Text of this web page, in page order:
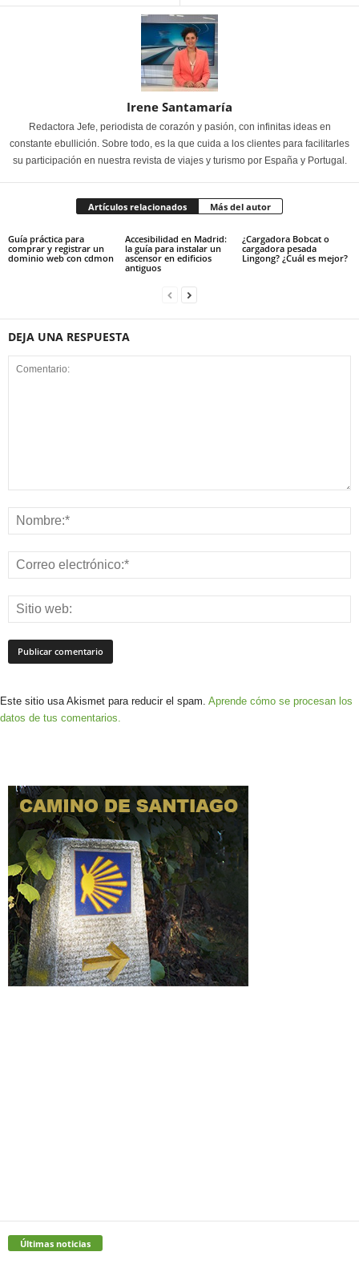
Irene Santamaría
Redactora Jefe, periodista de corazón y pasión, con infinitas ideas en
constante ebullición. Sobre todo, es la que cuida a los clientes para facilitarles
su participación en nuestra revista de viajes y turismo por España y Portugal.
Artículos relacionados Más del autor
Guía práctica para
comprar y registrar un
dominio web con cdmon
Accesibilidad en Madrid:
la guía para instalar un
ascensor en edificios
antiguos
¿Cargadora Bobcat o
cargadora pesada
Lingong? ¿Cuál es mejor?
DEJA UNA RESPUESTA
Este sitio usa Akismet para reducir el spam. Aprende cómo se procesan los
datos de tus comentarios.
Últimas noticias